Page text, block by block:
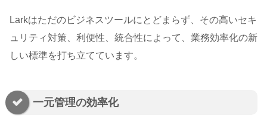
Larkはただのビジネスツールにとどまらず、その高いセキ
ュリティ対策、利便性、統合性によって、業務効率化の新
しい標準を打ち立てています。
一元管理の効率化